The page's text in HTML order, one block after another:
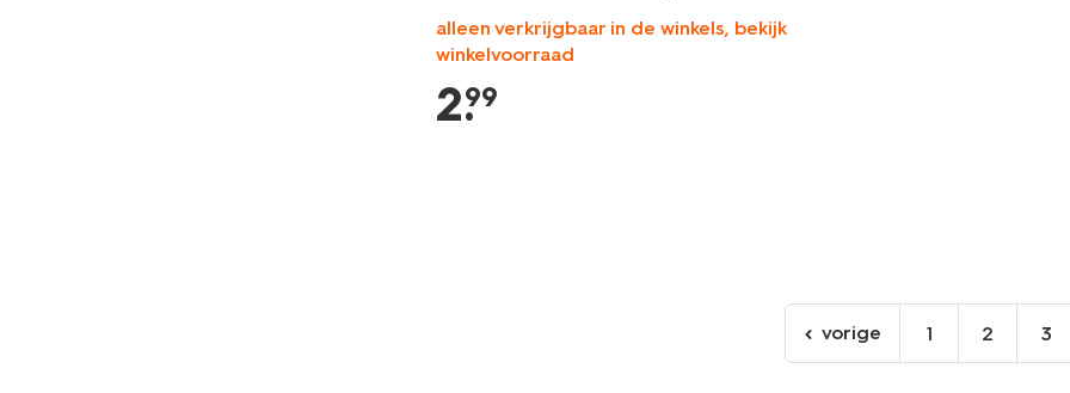
alleen verkrijgbaar in de winkels, bekijk
winkelvoorraad
2.
99
ga
naar
vorige 1 2 3